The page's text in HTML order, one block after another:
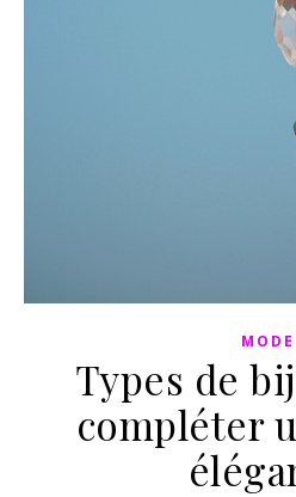
MODE
Types de
compléter